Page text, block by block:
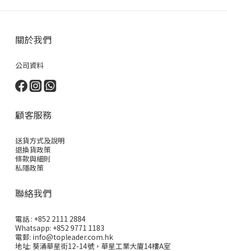
關於我們
公司資料
顧客服務
送貨方式及說明
退換貨政策
條款與細則
私隱政策
聯絡我們
電話 : +852 2111 2884
Whatsapp: +852 9771 1183
電郵: info@topleader.com.hk
地址: 葵涌華星街12-14號，華星工業大廈14樓A室